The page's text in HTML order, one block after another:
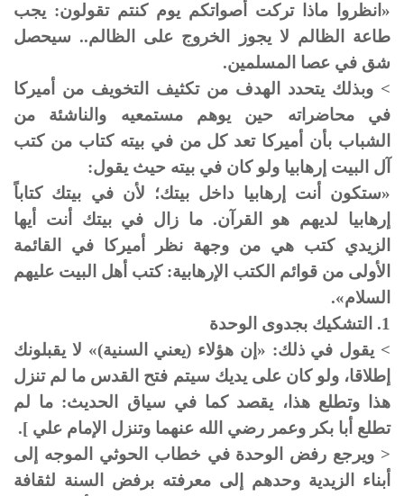
«انظروا ماذا تركت أصواتكم يوم كنتم تقولون: يجب
طاعة الظالم لا يجوز الخروج على الظالم.. سيحصل
شق في عصا المسلمين.
> وبذلك يتحدد الهدف من تكثيف التخويف من أميركا
في محاضراته حين يوهم مستمعيه والناشئة من
الشباب بأن أميركا تعد كل من في بيته كتاب من كتب
آل البيت إرهابيا ولو كان في بيته حيث يقول:
«ستكون أنت إرهابيا داخل بيتك؛ لأن في بيتك كتاباً
إرهابيا لديهم هو القرآن. ما زال في بيتك أنت أيها
الزيدي كتب هي من وجهة نظر أميركا في القائمة
الأولى من قوائم الكتب الإرهابية: كتب أهل البيت عليهم
السلام».
1. التشكيك بجدوى الوحدة
> يقول في ذلك: «إن هؤلاء (يعني السنية)» لا يقبلونك
إطلاقا، ولو كان على يديك سيتم فتح القدس ما لم تنزل
هذا وتطلع هذا، يقصد كما في سياق الحديث: ما لم
تطلع أبا بكر وعمر رضي الله عنهما وتنزل الإمام علي ].
< ويرجع رفض الوحدة في خطاب الحوثي الموجه إلى
أبناء الزيدية وحدهم إلى معرفته برفض السنة لثقافة